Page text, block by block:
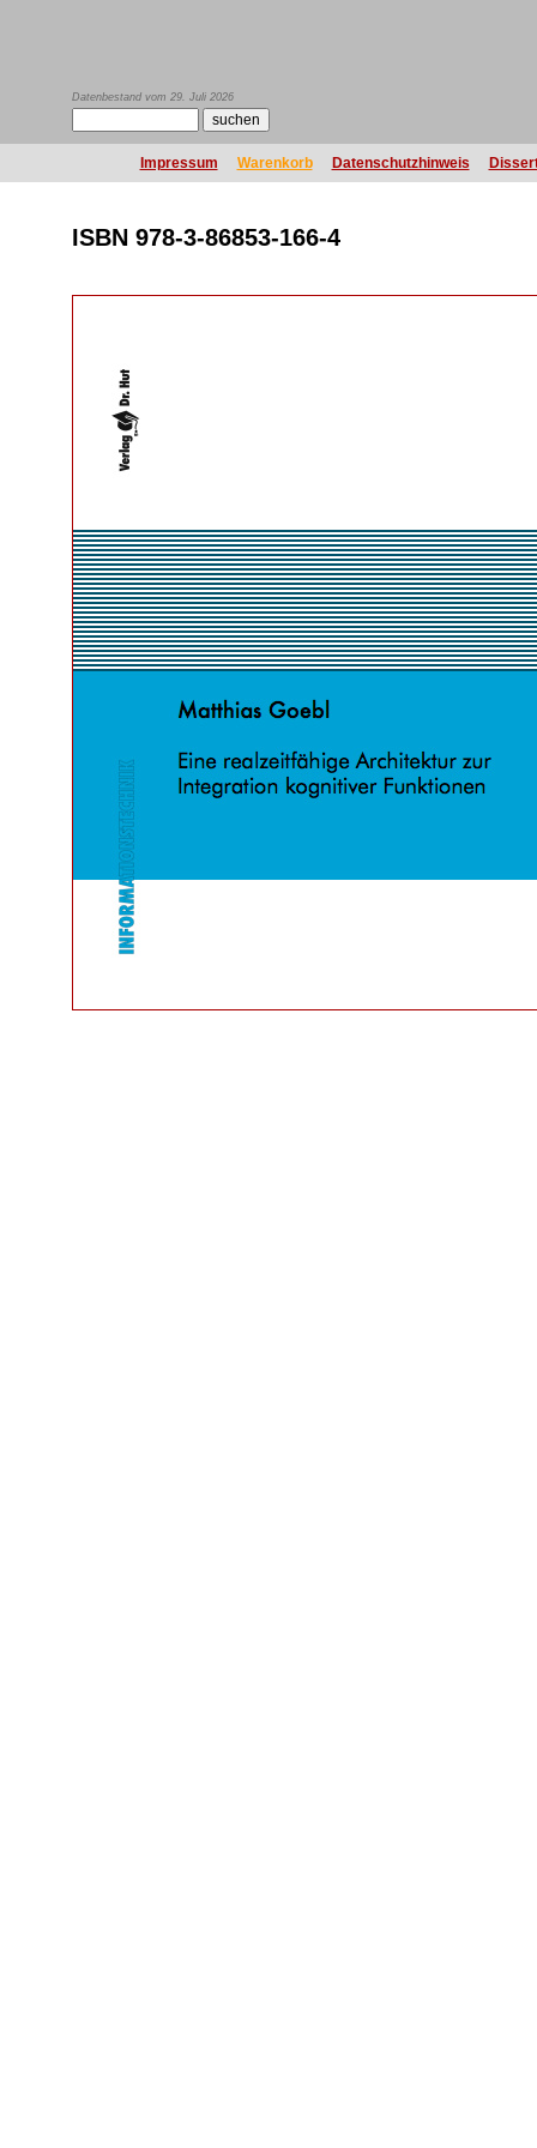
Datenbestand vom 29. Juli 2026
Impressum Warenkorb Datenschutzhinweis
ISBN 978-3-86853-166-4